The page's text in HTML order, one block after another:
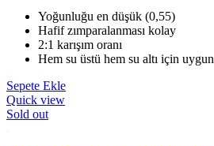
Yoğunluğu en düşük (0,55)
Hafif zımparalanması kolay
2:1 karışım oranı
Hem su üstü hem su altı için uygun
Sepete Ekle
Quick view
Sold out